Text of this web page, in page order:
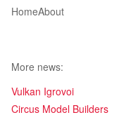
HomeAbout
More news:
Vulkan Igrovoi
Circus Model Builders